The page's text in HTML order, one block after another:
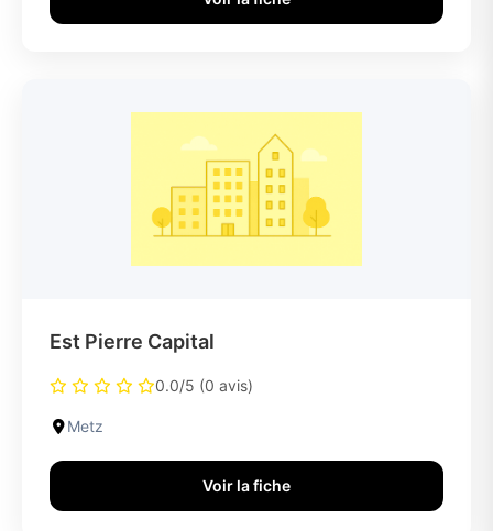
Est Pierre Capital
0.0/5 (0 avis)
Metz
Voir la fiche